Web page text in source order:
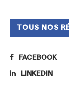
TOUS NOS
FACEBOOK
LINKEDIN